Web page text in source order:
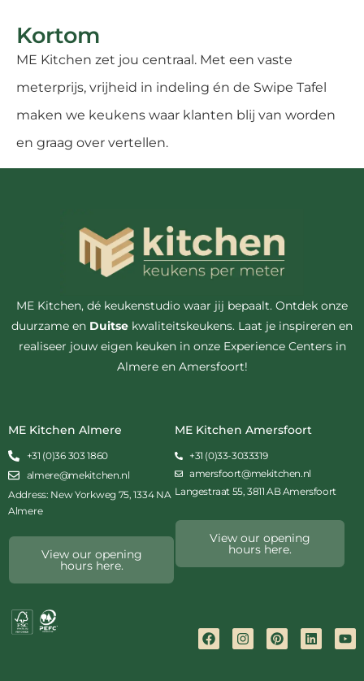
Kortom
ME Kitchen zet jou centraal. Met een vaste
meterprijs, vrijheid in indeling én de Swipe Tafel
maken we keukens waar klanten blij van worden
en graag over vertellen.
ME Kitchen, dé keukenstudio waar jij bepaalt. Ontdek onze
duurzame en Duitse kwaliteitskeukens. Laat je inspireren en
realiseer jouw eigen keuken in onze Experience Centers in
Almere en Amersfoort!
ME Kitchen Almere
+31 (0)36 303 1860
almere@mekitchen.nl
Address: New Yorkweg 75, 1334 NA
Almere
View our opening
hours here.
ME Kitchen Amersfoort
+31 (0)33-3033319
amersfoort@mekitchen.nl
Langestraat 55, 3811 AB Amersfoort
View our opening
hours here.